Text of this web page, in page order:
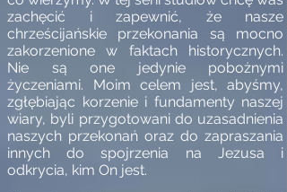
zachęcić i zapewnić, że nasze
chrześcijańskie przekonania są mocno
zakorzenione w faktach historycznych.
Nie są one jedynie pobożnymi
życzeniami. Moim celem jest, abyśmy,
zgłębiając korzenie i fundamenty naszej
wiary, byli przygotowani do uzasadnienia
naszych przekonań oraz do zapraszania
innych do spojrzenia na Jezusa i
odkrycia, kim On jest.